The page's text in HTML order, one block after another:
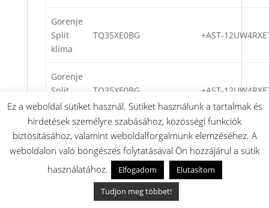
Gorenje
Split
klíma
TQ35XE0BG +AST-
Gorenje
Split
klíma
TQ35XE0BG +AST-
Gorenje
Split
TQ35XE0BG +AST-
TQ35XE0BG
Ez a weboldal sütiket használ. Sütiket használunk a tartalmak és
hirdetések személyre szabásához, közösségi funkciók
biztosításához, valamint weboldalforgalmunk elemzéséhez. A
weboldalon való böngészés folytatásával Ön hozzájárul a sütik
használatához.
Elfogadom
Elutasítom
Tudjon meg többet!